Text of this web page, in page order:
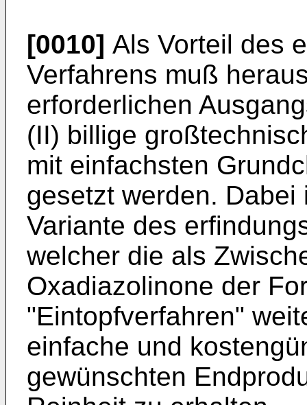
[0010] Als Vorteil des
Verfahrens muß
erforderlichen
(II) billige
mit einfachsten
gesetzt werden.
Variante des
welcher die als
Oxadiazolinone der
"Eintopfverfahren"
einfache und
gewünschten